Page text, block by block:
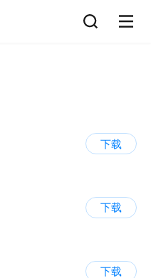
下载
下载
下载